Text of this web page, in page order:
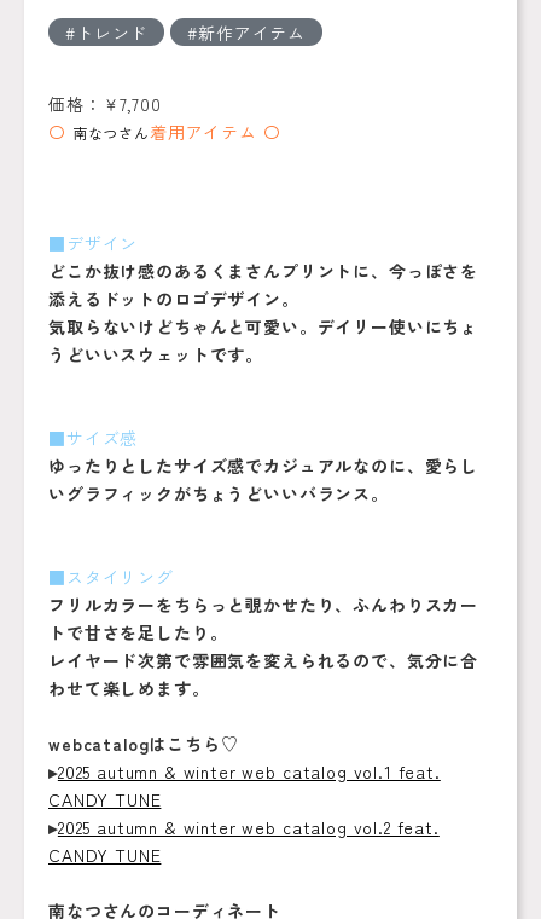
トレンド 新作アイテム
価格：￥7,700
〇 南なつさん着用アイテム 〇
■デザイン
どこか抜け感のあるくまさんプリントに、今っぽさを
添えるドットのロゴデザイン。
気取らないけどちゃんと可愛い。デイリー使いにちょ
うどいいスウェットです。
■サイズ感
ゆったりとしたサイズ感でカジュアルなのに、愛らし
いグラフィックがちょうどいいバランス。
■スタイリング
フリルカラーをちらっと覗かせたり、ふんわりスカー
トで甘さを足したり。
レイヤード次第で雰囲気を変えられるので、気分に合
わせて楽しめます。
webcatalogはこちら♡
▸2025 autumn & winter web catalog vol.1 feat.
CANDY TUNE
▸2025 autumn & winter web catalog vol.2 feat.
CANDY TUNE
南なつさんのコーディネート